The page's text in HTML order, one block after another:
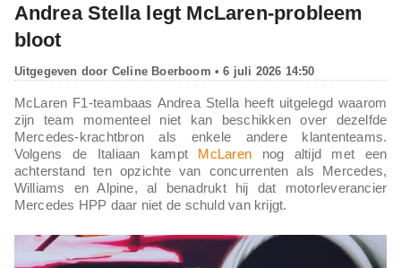
Andrea Stella legt McLaren-probleem
bloot
Uitgegeven door Celine Boerboom • 6 juli 2026 14:50
McLaren F1-teambaas Andrea Stella heeft uitgelegd waarom
zijn team momenteel niet kan beschikken over dezelfde
Mercedes-krachtbron als enkele andere klantenteams.
Volgens de Italiaan kampt McLaren nog altijd met een
achterstand ten opzichte van concurrenten als Mercedes,
Williams en Alpine, al benadrukt hij dat motorleverancier
Mercedes HPP daar niet de schuld van krijgt.